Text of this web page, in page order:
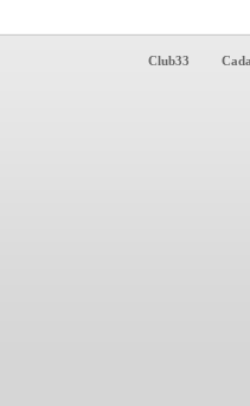
Club33